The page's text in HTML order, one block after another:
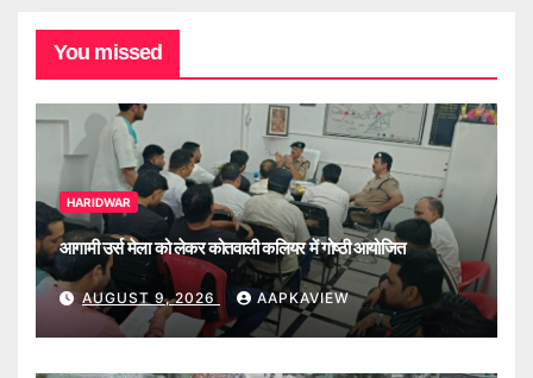
You missed
HARIDWAR
आगामी उर्स मेला को लेकर कोतवाली कलियर में गोष्ठी आयोजित
AUGUST 9, 2026 AAPKAVIEW